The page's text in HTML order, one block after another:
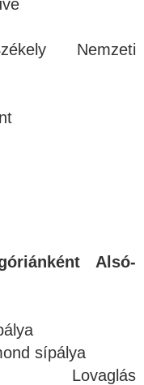
Nemzeti
Alsó-
sípálya
Lovaglás